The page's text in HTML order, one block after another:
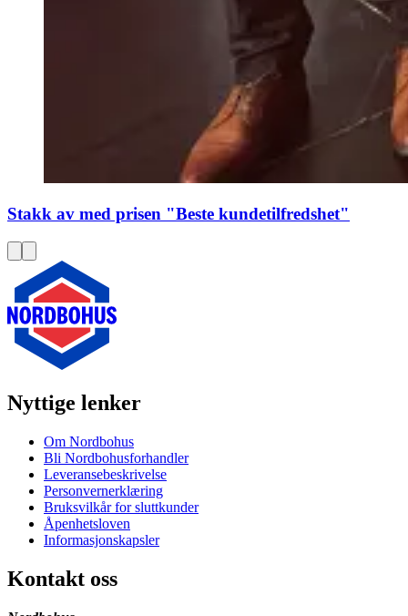
Stakk av med prisen "Beste kundetilfredshet"
Nyttige lenker
Om Nordbohus
Bli Nordbohusforhandler
Leveransebeskrivelse
Personvernerklæring
Bruksvilkår for sluttkunder
Åpenhetsloven
Informasjonskapsler
Kontakt oss